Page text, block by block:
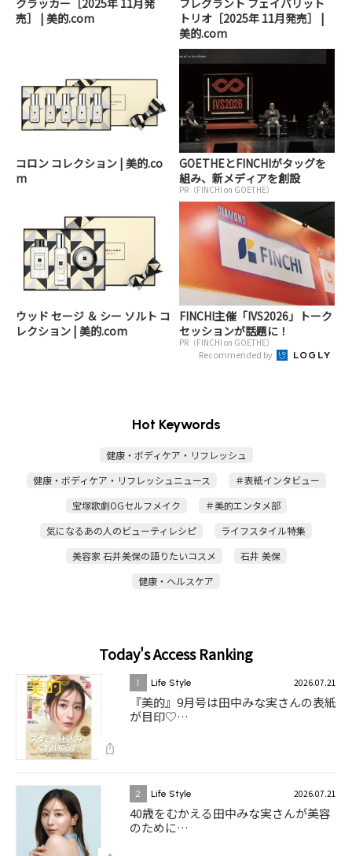
売］ | 美的.com
トリオ［2025年 11月発売］ |
美的.com
コロン コレクション | 美的.co
m
GOETHEとFINCHIがタッグを
組み、新メディアを創設
PR（FINCHI on GOETHE）
ウッド セージ ＆ シー ソルト コ
レクション | 美的.com
FINCHI主催「IVS2026」トーク
セッションが話題に！
PR（FINCHI on GOETHE）
Recommended by
Hot Keywords
健康・ボディケア・リフレッシュ
健康・ボディケア・リフレッシュニュース
＃表紙インタビュー
宝塚歌劇OGセルフメイク
＃美的エンタメ部
気になるあの人のビューティレシピ
ライフスタイル特集
美容家 石井美保の語りたいコスメ
石井 美保
健康・ヘルスケア
Today's Access Ranking
1 Life Style 2026.07.21
『美的』9月号は田中みな実さんの表紙
が目印♡…
2 Life Style 2026.07.21
40歳をむかえる田中みな実さんが美容
のために…